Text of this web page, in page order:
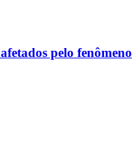
pelo fenômeno